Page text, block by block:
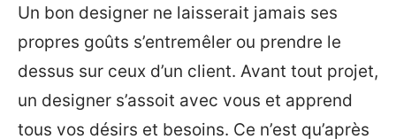
Un bon designer ne laisserait jamais ses
propres goûts s’entremêler ou prendre le
dessus sur ceux d’un client. Avant tout projet,
un designer s’assoit avec vous et apprend
tous vos désirs et besoins. Ce n’est qu’après